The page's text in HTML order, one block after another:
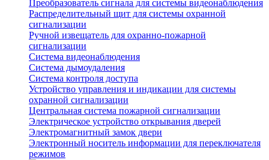
Преобразователь сигнала для системы видеонаблюдения
Распределительный щит для системы охранной
сигнализации
Ручной извещатель для охранно-пожарной
сигнализации
Система видеонаблюдения
Система дымоудаления
Система контроля доступа
Устройство управления и индикации для системы
охранной сигнализации
Центральная система пожарной сигнализации
Электрическое устройство открывания дверей
Электромагнитный замок двери
Электронный носитель информации для переключателя
режимов